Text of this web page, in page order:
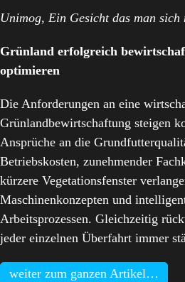
Unimog, Ein Gesicht das man sich
Grünland erfolgreich
optimieren
Die Anforderungen an eine
Grünlandbewirtschaftung steigen
Ansprüche an die
Betriebskosten, zunehmender
kürzere Vegetationsfenster
Maschinenkonzepten und
Arbeitsprozessen. Gleichzeitig
jeder einzelnen Überfahrt immer
weiter zum ganzen Artikel…